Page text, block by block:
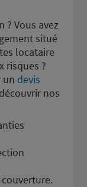
? Vous avez
situé
locataire
risques ?
un devis
nos